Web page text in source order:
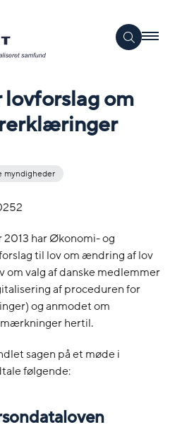
om
myndigheder
2013 har Økonomi- og
til lov om ændring af lov
om valg af danske medlemmer
af proceduren for
og anmodet om
hertil.
sagen på et møde i
følgende: